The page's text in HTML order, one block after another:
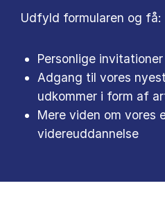
Udfyld formularen og få:
Personlige
Adgang til vores
udkommer i form af
Mere viden om vores
videreuddannelse